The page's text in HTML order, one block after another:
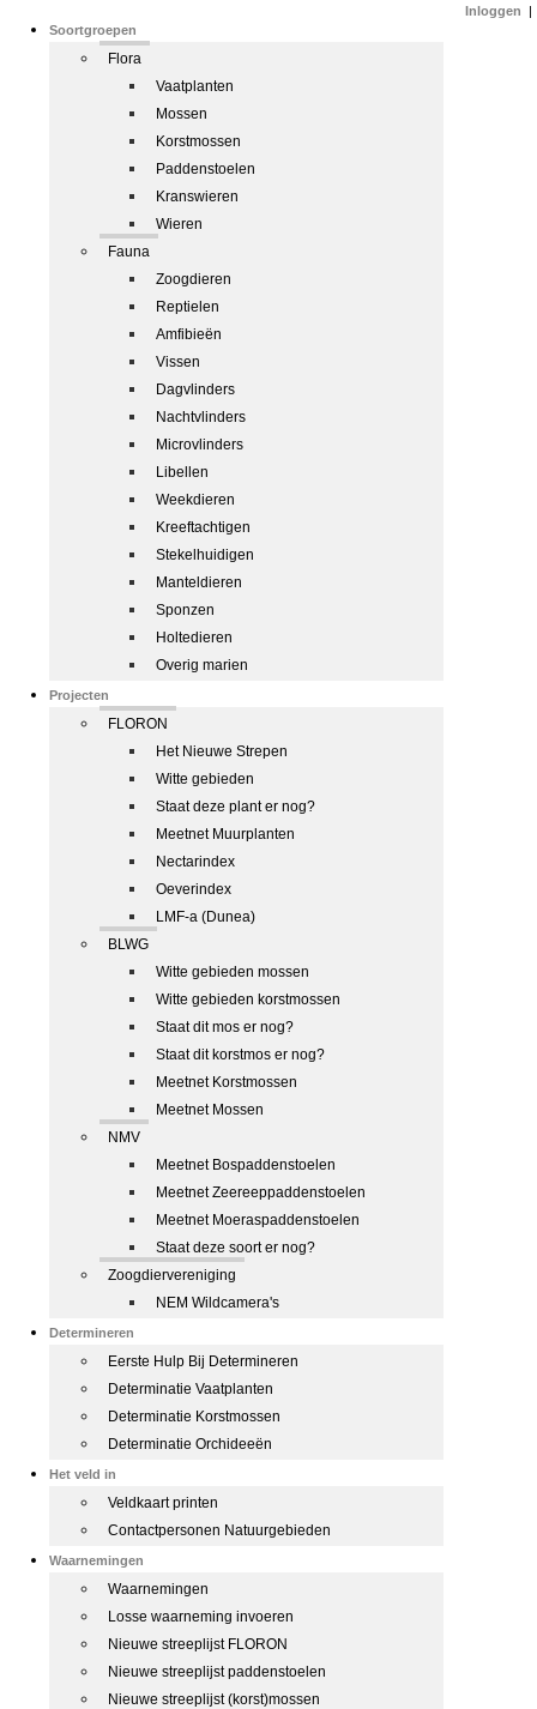
Soortgroepen
Flora
Vaatplanten
Mossen
Korstmossen
Paddenstoelen
Kranswieren
Wieren
Fauna
Zoogdieren
Reptielen
Amfibieën
Vissen
Dagvlinders
Nachtvlinders
Microvlinders
Libellen
Weekdieren
Kreeftachtigen
Stekelhuidigen
Manteldieren
Sponzen
Holtedieren
Overig marien
Projecten
FLORON
Het Nieuwe Strepen
Witte gebieden
Staat deze plant er nog?
Meetnet Muurplanten
Nectarindex
Oeverindex
LMF-a (Dunea)
BLWG
Witte gebieden mossen
Witte gebieden korstmossen
Staat dit mos er nog?
Staat dit korstmos er nog?
Meetnet Korstmossen
Meetnet Mossen
NMV
Meetnet Bospaddenstoelen
Meetnet Zeereeppaddenstoelen
Meetnet Moeraspaddenstoelen
Staat deze soort er nog?
Zoogdiervereniging
NEM Wildcamera's
Determineren
Eerste Hulp Bij Determineren
Determinatie Vaatplanten
Determinatie Korstmossen
Determinatie Orchideeën
Het veld in
Veldkaart printen
Contactpersonen Natuurgebieden
Waarnemingen
Waarnemingen
Losse waarneming invoeren
Nieuwe streeplijst FLORON
Nieuwe streeplijst paddenstoelen
Nieuwe streeplijst (korst)mossen
Inloggen |